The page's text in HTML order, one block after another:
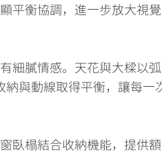
平衡協調，進一步放大視覺
細膩情感。天花與大樑以
與動線取得平衡，讓每一
臥榻結合收納機能，提